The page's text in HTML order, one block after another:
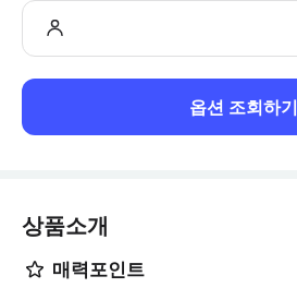
옵션 조회하기
상품소개
매력포인트